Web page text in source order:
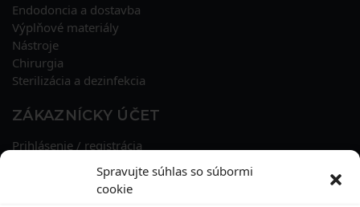
Spravujte súhlas so súbormi
cookie
Endodoncia a dostavba
Výplňové materiály
Nástroje
Chirurgia
Sterilizácia a dezinfekcia
ZÁKAZNÍCKY ÚČET
Prihlásenie / registrácia